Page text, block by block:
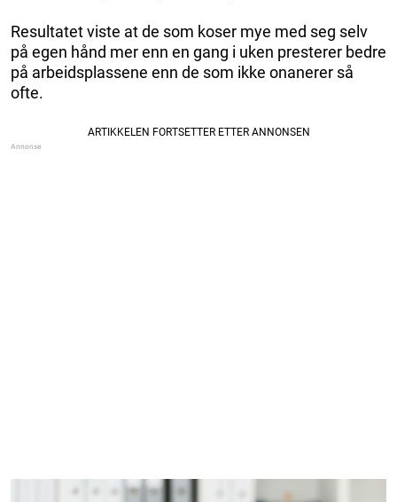
Resultatet viste at de som koser mye med seg selv
på egen hånd mer enn en gang i uken presterer bedre
på arbeidsplassene enn de som ikke onanerer så
ofte.